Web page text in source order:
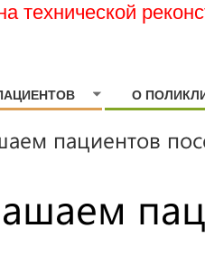
технической
О
пациентов